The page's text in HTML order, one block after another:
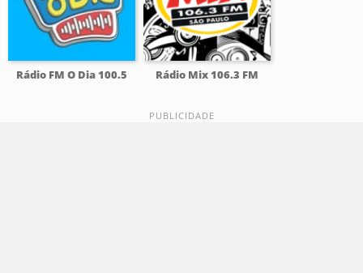
Rádio FM O Dia 100.5 Rádio Mix 106.3 FM